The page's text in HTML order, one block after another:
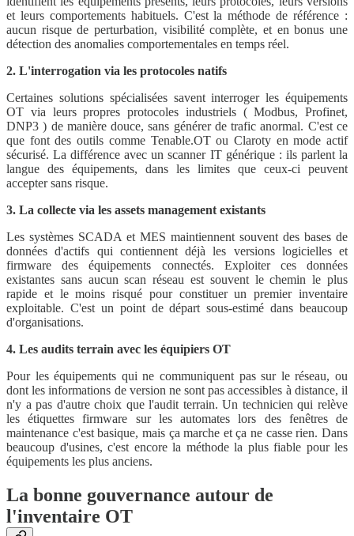
et leurs comportements habituels. C'est la méthode de référence :
aucun risque de perturbation, visibilité complète, et en bonus une
détection des anomalies comportementales en temps réel.
2. L'interrogation via les protocoles natifs
Certaines solutions spécialisées savent interroger les équipements
OT via leurs propres protocoles industriels ( Modbus, Profinet,
DNP3 ) de manière douce, sans générer de trafic anormal. C'est ce
que font des outils comme Tenable.OT ou Claroty en mode actif
sécurisé. La différence avec un scanner IT générique : ils parlent la
langue des équipements, dans les limites que ceux-ci peuvent
accepter sans risque.
3. La collecte via les assets management existants
Les systèmes SCADA et MES maintiennent souvent des bases de
données d'actifs qui contiennent déjà les versions logicielles et
firmware des équipements connectés. Exploiter ces données
existantes sans aucun scan réseau est souvent le chemin le plus
rapide et le moins risqué pour constituer un premier inventaire
exploitable. C'est un point de départ sous-estimé dans beaucoup
d'organisations.
4. Les audits terrain avec les équipiers OT
Pour les équipements qui ne communiquent pas sur le réseau, ou
dont les informations de version ne sont pas accessibles à distance, il
n'y a pas d'autre choix que l'audit terrain. Un technicien qui relève
les étiquettes firmware sur les automates lors des fenêtres de
maintenance c'est basique, mais ça marche et ça ne casse rien. Dans
beaucoup d'usines, c'est encore la méthode la plus fiable pour les
équipements les plus anciens.
La bonne gouvernance autour de
l'inventaire OT